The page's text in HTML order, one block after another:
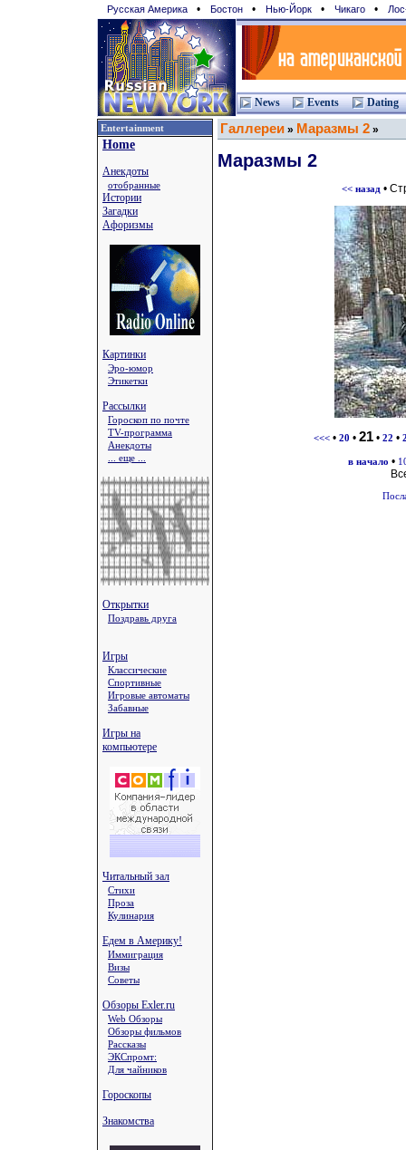
Русская Америка • Бостон • Нью-Йорк • Чикаго •
News Events Dating
Entertainment
Home
Анекдоты
отобранные
Истории
Загадки
Афоризмы
Картинки
Эро-юмор
Этикетки
Рассылки
Гороскоп по почте
TV-программа
Анекдоты
... еще ...
Открытки
Поздравь друга
Игры
Классические
Спортивные
Игровые автоматы
Забавные
Игры на
компьютере
Читальный зал
Стихи
Проза
Кулинария
Едем в Америку!
Иммиграция
Визы
Советы
Обзоры Exler.ru
Web Обзоры
Обзоры фильмов
Рассказы
ЭКСпромт:
Для чайников
Гороскопы
Знакомства
Галлереи » Маразмы 2 »
Маразмы 2
<< назад •
<<<• 20 • 21• 22 •
в начало •